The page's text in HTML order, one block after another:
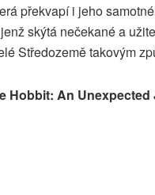
překvapí i jeho
jenž skýtá nečekané a
Středozemě takovým
Hobbit: An